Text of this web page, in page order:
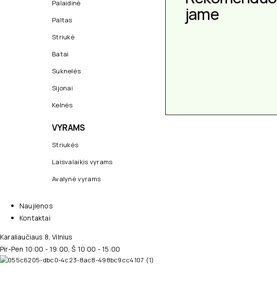
Palaidinė
Paltas
Striukė
Batai
Suknelės
Sijonai
Kelnės
VYRAMS
Striukės
Laisvalaikis vyrams
Avalynė vyrams
jame
Naujienos
Kontaktai
Karaliaučiaus 8, Vilnius
Pir-Pen 10:00 - 19:00, Š 10:00 - 15:00